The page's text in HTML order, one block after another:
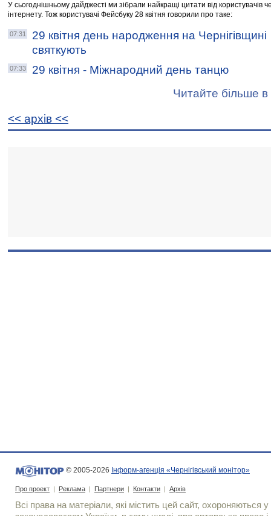
У сьогоднішньому дайджесті ми зібрали найкращі цитати від користувачів
інтернету. Тож користувачі Фейсбуку 28 квітня говорили про таке:
07:31
29 квітня день народження на Чернігівщині
святкують
07:33
29 квітня - Міжнародний день танцю
Читайте більше в
<< архiв <<
© 2005-2026 Інформ-агенція «Чернігівський монітор»
Про проект | Реклама | Партнери | Контакти | Архів
Всі права на матеріали, які містить цей сайт, охороняються у